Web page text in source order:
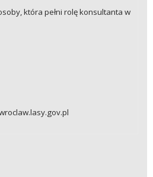
która pełni rolę konsultanta w